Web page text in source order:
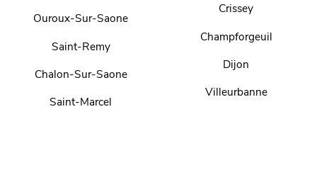
Ouroux-Sur-Saone
Saint-Remy
Chalon-Sur-Saone
Saint-Marcel
Crissey
Champforgeuil
Dijon
Villeurbanne